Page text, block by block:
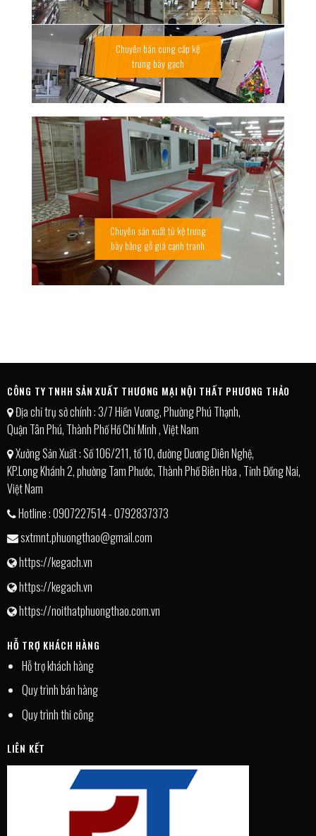
Chuyên bán cung cấp kệ
trưng bày gạch
Chuyên sản xuất tủ kệ trưng
bày bằng gỗ giá cạnh tranh
CÔNG TY TNHH SẢN XUẤT THƯƠNG MẠI NỘI THẤT PHƯƠNG THẢO
Địa chỉ trụ sở chính : 3/7 Hiền Vương, Phường Phú Thạnh,
Quận Tân Phú, Thành Phố Hồ Chí Minh , Việt Nam
Xưởng Sản Xuất : Số 106/211, tổ 10, đường Dương Diên Nghệ,
KP.Long Khánh 2, phường Tam Phước, Thành Phố Biên Hòa , Tỉnh Đồng Nai,
Việt Nam
Hotline : 0907227514 - 0792837373
sxtmnt.phuongthao@gmail.com
https://kegach.vn
https://kegach.vn
https://noithatphuongthao.com.vn
HỖ TRỢ KHÁCH HÀNG
Hỗ trợ khách hàng
Quy trình bán hàng
Quy trình thi công
LIÊN KẾT